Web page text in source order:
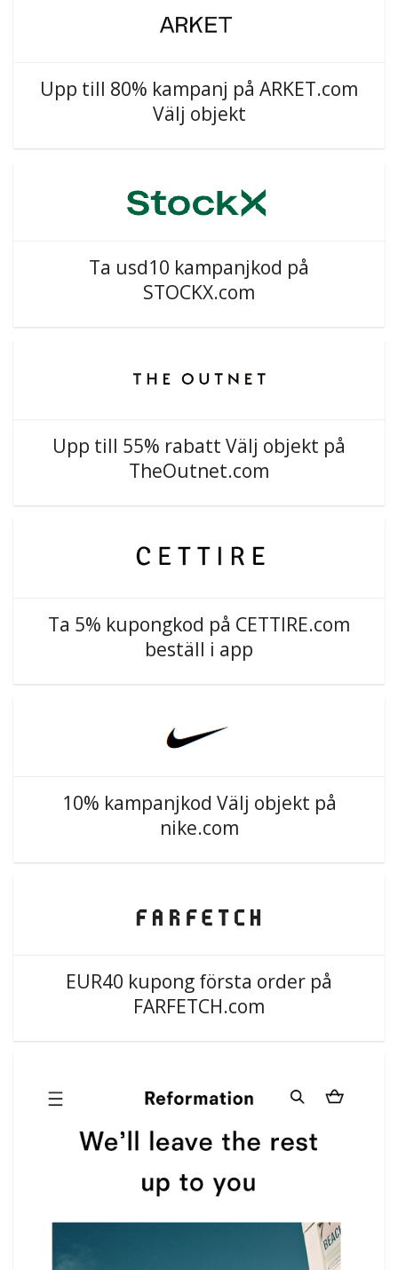
Upp till 80% kampanj på ARKET.com
Välj objekt
Ta usd10 kampanjkod på
STOCKX.com
Upp till 55% rabatt Välj objekt på
TheOutnet.com
Ta 5% kupongkod på CETTIRE.com
beställ i app
10% kampanjkod Välj objekt på
nike.com
EUR40 kupong första order på
FARFETCH.com